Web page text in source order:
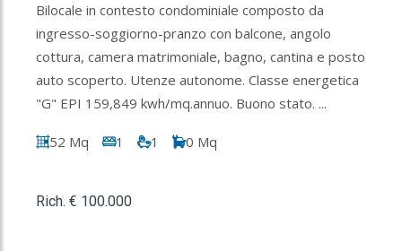
Bilocale in contesto condominiale composto da
ingresso-soggiorno-pranzo con balcone, angolo
cottura, camera matrimoniale, bagno, cantina e posto
auto scoperto. Utenze autonome. Classe energetica
"G" EPI 159,849 kwh/mq.annuo. Buono stato. ...
52 Mq 1 1 0 Mq
Rich. € 100.000